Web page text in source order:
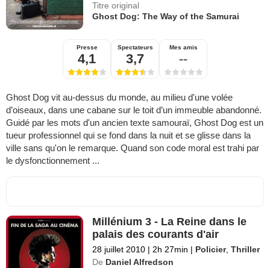
Titre original
Ghost Dog: The Way of the Samurai
Presse
4,1
Spectateurs
3,7
Mes amis
--
Ghost Dog vit au-dessus du monde, au milieu d'une volée
d’oiseaux, dans une cabane sur le toit d’un immeuble abandonné.
Guidé par les mots d'un ancien texte samouraï, Ghost Dog est un
tueur professionnel qui se fond dans la nuit et se glisse dans la
ville sans qu'on le remarque. Quand son code moral est trahi par
le dysfonctionnement ...
Millénium 3 - La Reine dans le
palais des courants d'air
28 juillet 2010 | 2h 27min | Policier,Thriller
De Daniel Alfredson